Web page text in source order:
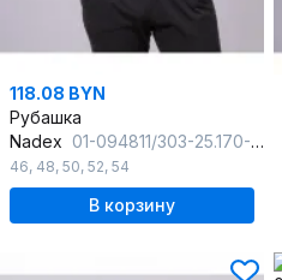
118.08 BYN
Рубашка
Nadex 01-094811/303-25.170-176
46, 48, 50, 52, 54
В корзину